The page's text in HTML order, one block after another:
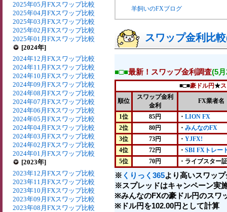
2025年05月FXスワップ比較
2025年04月FXスワップ比較
2025年03月FXスワップ比較
2025年02月FXスワップ比較
2025年01月FXスワップ比較
[2024年]
2024年12月FXスワップ比較
2024年11月FXスワップ比較
2024年10月FXスワップ比較
2024年09月FXスワップ比較
2024年08月FXスワップ比較
2024年07月FXスワップ比較
2024年06月FXスワップ比較
2024年05月FXスワップ比較
2024年04月FXスワップ比較
2024年03月FXスワップ比較
2024年02月FXスワップ比較
2024年01月FXスワップ比較
[2023年]
2023年12月FXスワップ比較
2023年11月FXスワップ比較
2023年10月FXスワップ比較
2023年09月FXスワップ比較
2023年08月FXスワップ比較
羊飼いのFXブログ
スワップ金利比
■□■最新！スワップ金利調査(5
■□■豪ドル円★
順位
スワップ金利
金利
FX業者名
1位 85円 ・ LION FX
2位
80円 ・ みんなのFX
3位
73円 ・ YJFX!
4位
72円 ・ SBI FXトレー
5位
70円 ・ライブスター
※ くりっく365より高いスワッ
※スプレッドはキャンペーン実
※みんなのFXの豪ドル円のスワ
※ドル円を102.00円として計算